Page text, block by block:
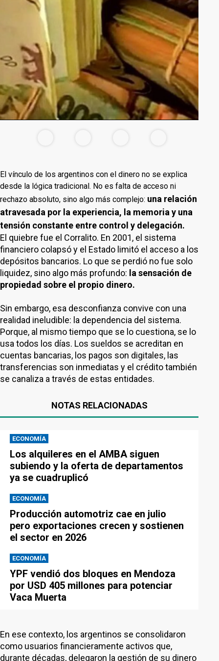
El vínculo de los argentinos con el dinero no se explica
desde la lógica tradicional. No es falta de acceso ni
rechazo absoluto, sino algo más complejo: una relación
atravesada por la experiencia, la memoria y una
tensión constante entre control y delegación.
El quiebre fue el Corralito. En 2001, el sistema
financiero colapsó y el Estado limitó el acceso a los
depósitos bancarios. Lo que se perdió no fue solo
liquidez, sino algo más profundo: la sensación de
propiedad sobre el propio dinero.
Sin embargo, esa desconfianza convive con una
realidad ineludible: la dependencia del sistema.
Porque, al mismo tiempo que se lo cuestiona, se lo
usa todos los días. Los sueldos se acreditan en
cuentas bancarias, los pagos son digitales, las
transferencias son inmediatas y el crédito también
se canaliza a través de estas entidades.
NOTAS RELACIONADAS
ECONOMÍA
Los alquileres en el AMBA siguen
subiendo y la oferta de departamentos
ya se cuadruplicó
ECONOMÍA
Producción automotriz cae en julio
pero exportaciones crecen y sostienen
el sector en 2026
ECONOMÍA
YPF vendió dos bloques en Mendoza
por USD 405 millones para potenciar
Vaca Muerta
En ese contexto, los argentinos se consolidaron
como usuarios financieramente activos que,
durante décadas, delegaron la gestión de su dinero